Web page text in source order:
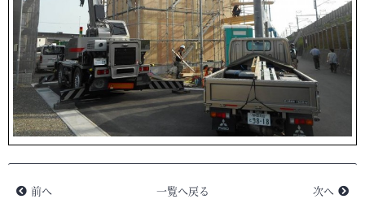
前へ 一覧へ戻る 次へ